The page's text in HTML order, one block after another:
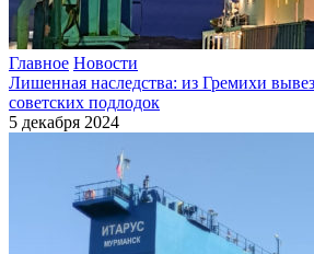
Главное Новости
Лишенная наследства: из Гремихи
советских подлодок
5 декабря 2024